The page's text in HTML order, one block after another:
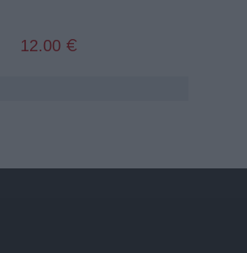
12.00 €